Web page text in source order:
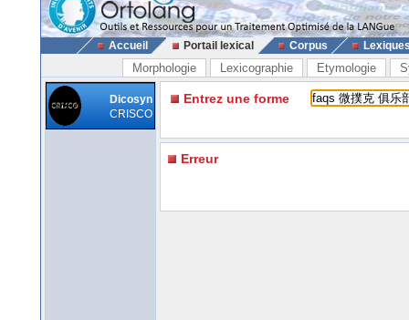
Accueil Portail lexical Corpus
Morphologie Lexicographie Etymologie
Dicosyn
CRISCO
Entrez une forme
Erreur